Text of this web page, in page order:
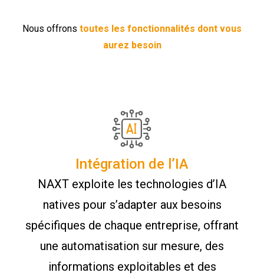
Nous offrons toutes les fonctionnalités dont vous
aurez besoin
Intégration de l’IA
NAXT exploite les technologies d’IA
natives pour s’adapter aux besoins
spécifiques de chaque entreprise, offrant
une automatisation sur mesure, des
informations exploitables et des